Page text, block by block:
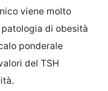
viene molto
di obesità
ponderale
del TSH